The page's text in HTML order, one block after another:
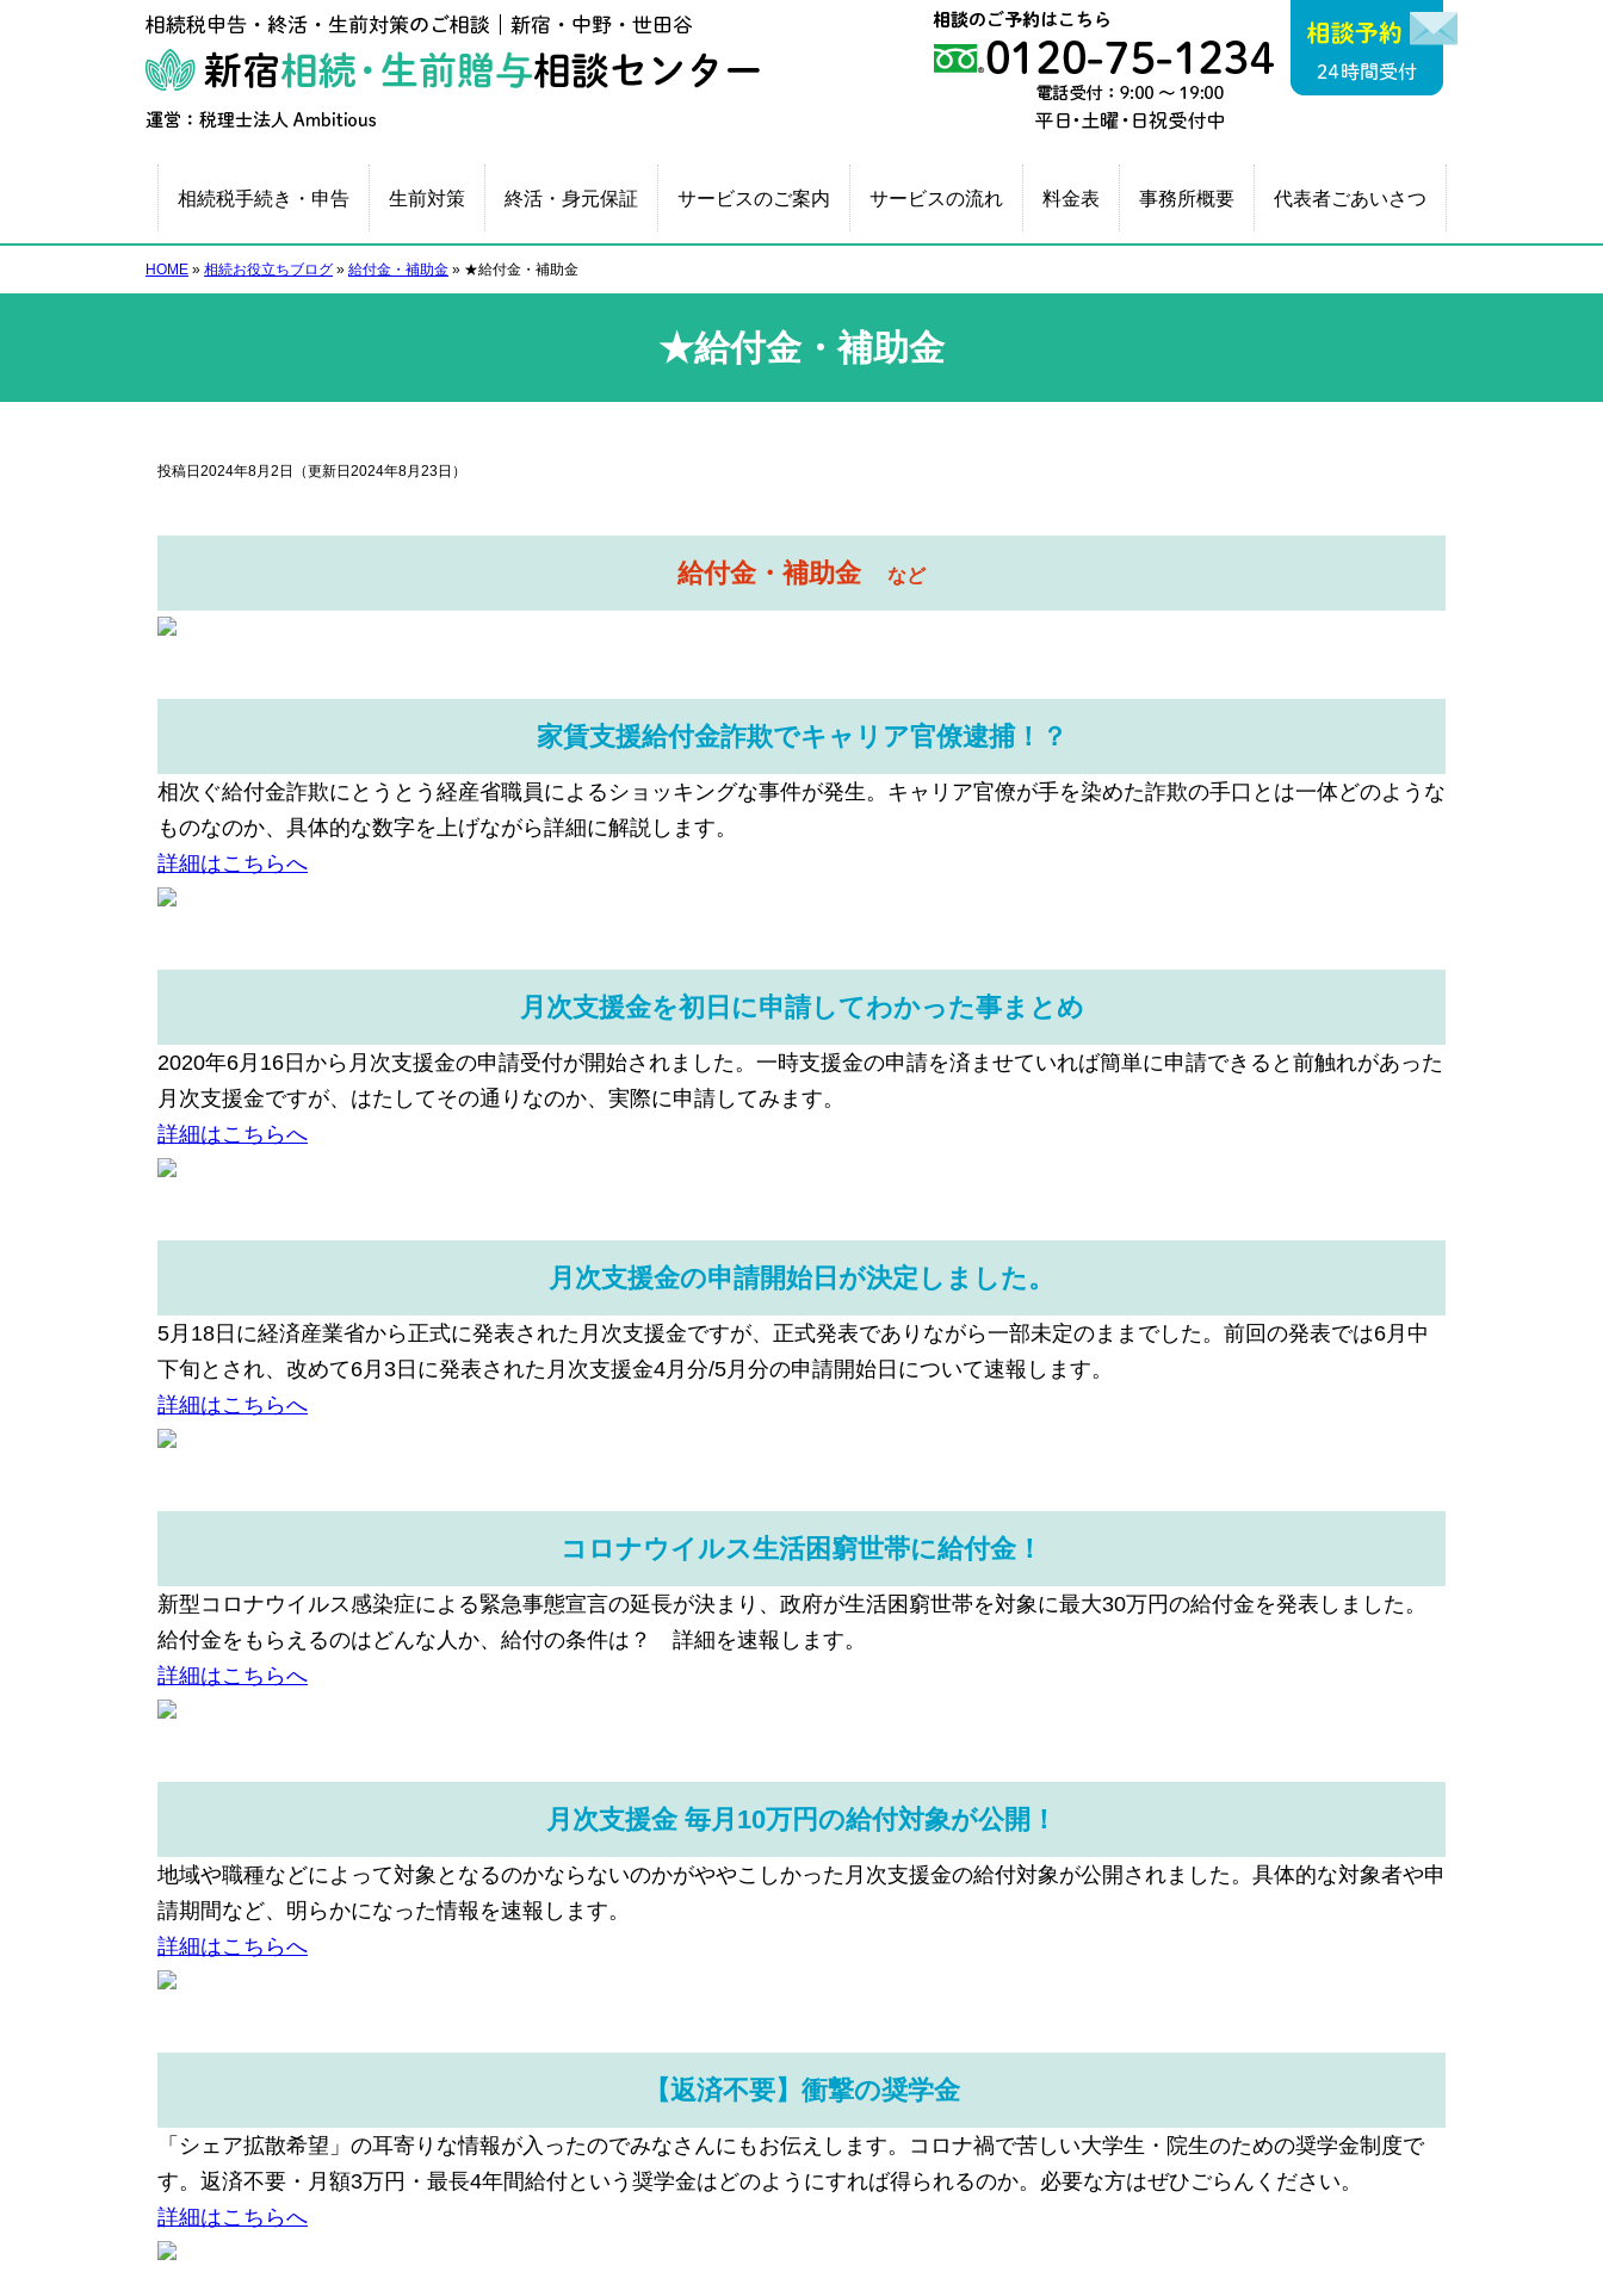
新宿相続・生前贈与相談センター 相談予約（24時間
相続税手続き・申告 生前対策 終活・身元保証 サービスのご案内 サービスの流れ 料金表 事務所概要 代表者ごあいさつ
HOME » 相続お役立ちブログ » 給付金・補助金 » ★給付金・補助金
★給付金・補助金
投稿日2024年8月2日 （更新日2024年8月23日）
給付金・補助金 など
家賃支援給付金詐欺でキャリア官僚逮捕！？
相次ぐ給付金詐欺にとうとう経産省職員によるショッキングな事件が発生。キャリア官僚が手を染めた詐欺の手口とは一体どのような
ものなのか、具体的な数字を上げながら詳細に解説します。
詳細はこちらへ
月次支援金を初日に申請してわかった事まとめ
2020年6月16日から月次支援金の申請受付が開始されました。一時支援金の申請を済ませていれば簡単に申請できると前触れがあった
月次支援金ですが、はたしてその通りなのか、実際に申請してみます。
詳細はこちらへ
月次支援金の申請開始日が決定しました。
5月18日に経済産業省から正式に発表された月次支援金ですが、正式発表でありながら一部未定のままでした。前回の発表では6月中
下旬とされ、改めて6月3日に発表された月次支援金4月分/5月分の申請開始日について速報します。
詳細はこちらへ
コロナウイルス生活困窮世帯に給付金！
新型コロナウイルス感染症による緊急事態宣言の延長が決まり、政府が生活困窮世帯を対象に最大30万円の給付金を発表しました。
給付金をもらえるのはどんな人か、給付の条件は？ 詳細を速報します。
詳細はこちらへ
月次支援金 毎月10万円の給付対象が公開！
地域や職種などによって対象となるのかならないのかがややこしかった月次支援金の給付対象が公開されました。具体的な対象者や申
請期間など、明らかになった情報を速報します。
詳細はこちらへ
【返済不要】衝撃の奨学金
「シェア拡散希望」の耳寄りな情報が入ったのでみなさんにもお伝えします。コロナ禍で苦しい大学生・院生のための奨学金制度で
す。返済不要・月額3万円・最長4年間給付という奨学金はどのようにすれば得られるのか。必要な方はぜひごらんください。
詳細はこちらへ